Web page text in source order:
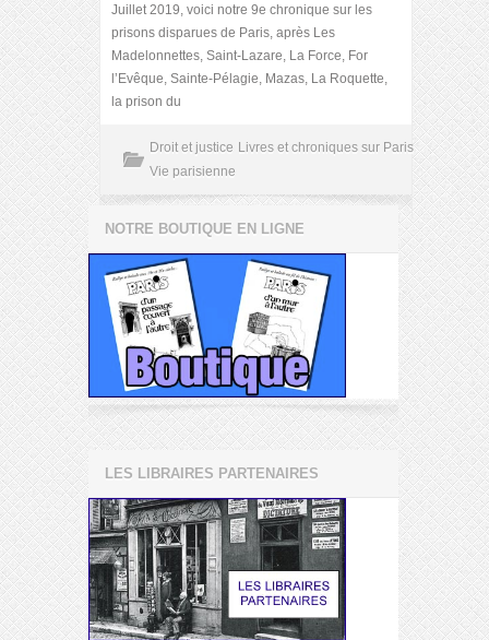
Juillet 2019, voici notre 9e chronique sur les
prisons disparues de Paris, après Les
Madelonnettes, Saint-Lazare, La Force, For
l’Evêque, Sainte-Pélagie, Mazas, La Roquette,
la prison du
Droit et justice Livres et chroniques sur Paris
Vie parisienne
NOTRE BOUTIQUE EN LIGNE
LES LIBRAIRES PARTENAIRES